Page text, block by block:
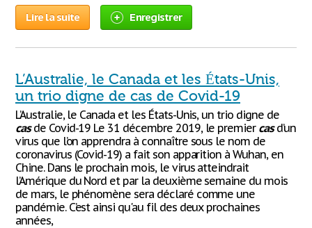
Lire la suite Enregistrer
L’Australie, le Canada et les États-Unis,
un trio digne de cas de Covid-19
L’Australie, le Canada et les États-Unis, un trio digne de
casde Covid-19 Le 31 décembre 2019, le premier casd’un
virus que l’on apprendra à connaître sous le nom de
coronavirus (Covid-19) a fait son apparition à Wuhan, en
Chine. Dans le prochain mois, le virus atteindrait
l’Amérique du Nord et par la deuxième semaine du mois
de mars, le phénomène sera déclaré comme une
pandémie. C’est ainsi qu'au fil des deux prochaines
années,